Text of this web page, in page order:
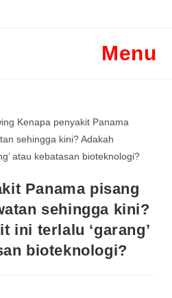
Menu
Panama pisang
sehingga kini?
ini terlalu ‘garang’
bioteknologi?